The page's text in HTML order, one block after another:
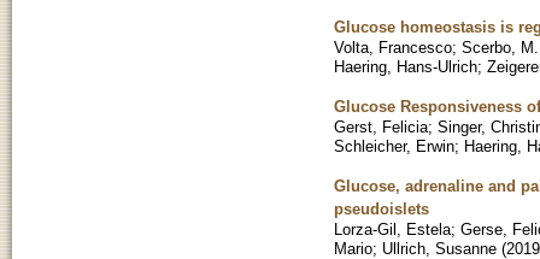
Glucose homeostasis is
Volta, Francesco; Scerbo,
Haering, Hans-Ulrich;
Glucose Responsiveness
Gerst, Felicia; Singer,
Schleicher, Erwin; Haering,
Glucose, adrenaline and
pseudoislets
Lorza-Gil, Estela; Gerse,
Mario; Ullrich, Susanne (2019